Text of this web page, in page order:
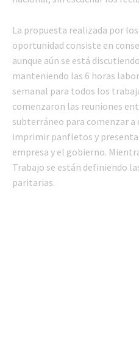
La propuesta realizada por
oportunidad consiste en
aunque aún se está
manteniendo las 6 horas
semanal para todos los
comenzaron las reuniones
subterráneo para comenzar
imprimir panfletos y
empresa y el gobierno.
Trabajo se están definiendo
paritarias.